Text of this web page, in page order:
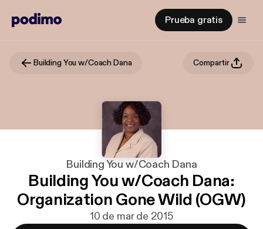
Prueba gratis
Building You w/Coach Dana Compartir
Building You w/Coach Dana
Building You w/Coach Dana:
Organization Gone Wild (OGW)
10 de mar de 2015